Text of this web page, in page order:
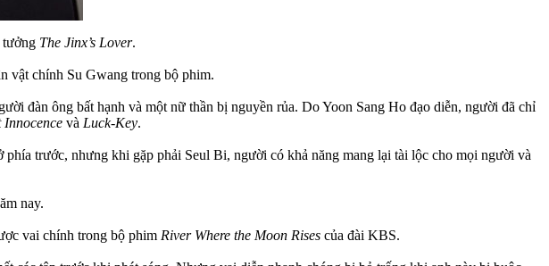
tưởng The Jinx’s Lover.
vật chính Su Gwang trong bộ phim.
đàn ông bất hạnh và một nữ thần bị nguyền rủa. Do Yoon Sang Ho đạo diễn, người đã chỉ
Innocence và Luck-Key.
trước, nhưng khi gặp phải Seul Bi, người có khả năng mang lại tài lộc cho mọi người và
nay.
vai chính trong bộ phim River Where the Moon Rises của đài KBS.